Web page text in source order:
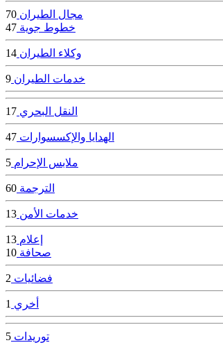
مجال الطيران 70
خطوط جوية 47
وكلاء الطيران 14
خدمات الطيران 9
النقل البحري 17
الهدايا والإكسسوارات 47
ملابس الإحرام 5
الترجمة 60
خدمات الأمن 13
إعلام 13
صحافة 10
فضائيات 2
أخري 1
توريدات 5